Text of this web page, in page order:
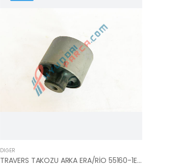
DIĞER
TRAVERS TAKOZU ARKA ERA/RİO 55160-1E000-HMC